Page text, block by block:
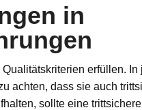
in
erfüllen.
achten, dass sie auch
sollte eine